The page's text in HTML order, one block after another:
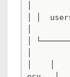
│ │
│
│    │